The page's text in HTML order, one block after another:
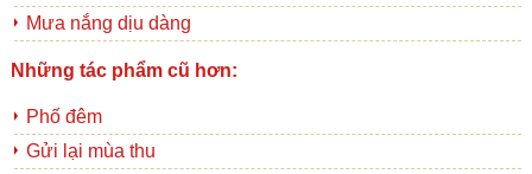
Mưa nắng dịu dàng
Những tác phẩm cũ hơn:
Phố đêm
Gửi lại mùa thu